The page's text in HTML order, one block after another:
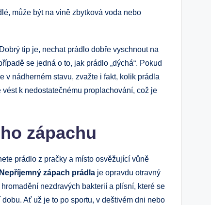
může být na vině zbytková voda nebo
tip je, nechat prádlo dobře vyschnout na
se jedná o to, jak prádlo „dýchá“. Pokud
v nádherném stavu, zvažte i fakt, kolik prádla
k nedostatečnému proplachování, což je
zápachu
prádlo z pračky a místo osvěžující vůně
Nepříjemný zápach prádla je opravdu otravný
nezdravých bakterií a plísní, které se
Ať už je to po sportu, v deštivém dni nebo